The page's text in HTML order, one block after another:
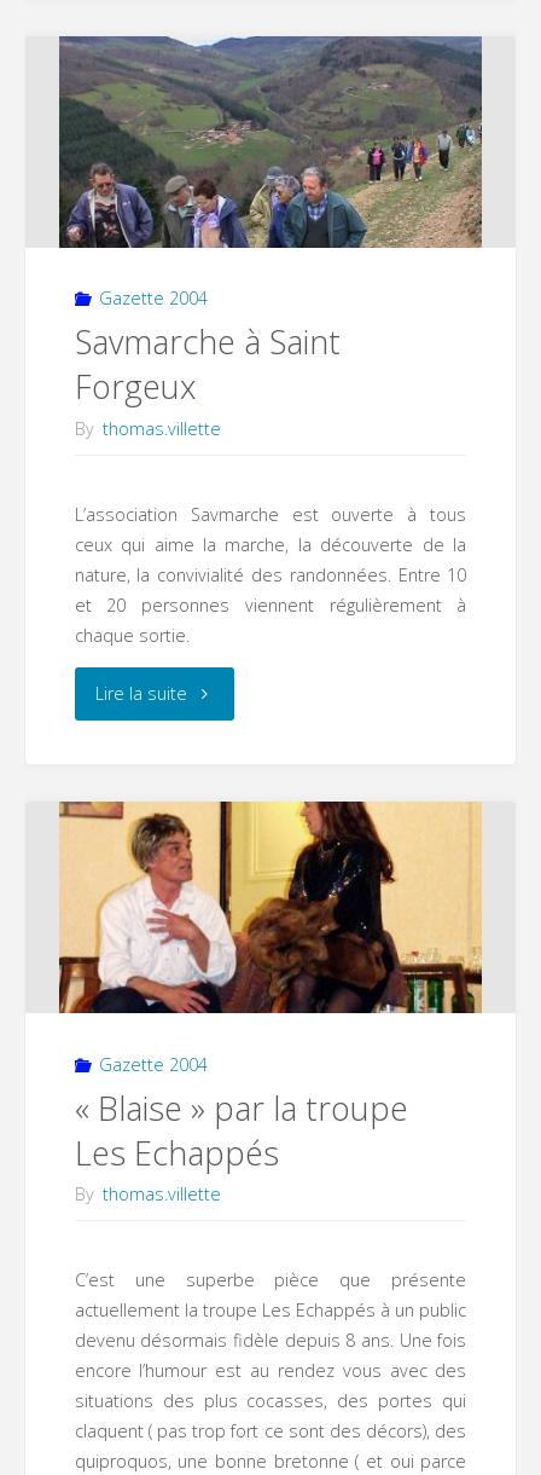
les
écoles"
Gazette 2004
Savmarche à Saint
Forgeux
By thomas.villette
L’association Savmarche est ouverte à tous
ceux qui aime la marche, la découverte de la
nature, la convivialité des randonnées. Entre 10
et 20 personnes viennent régulièrement à
chaque sortie.
Lire la suite"Savmarche
Saint
Forgeux"
Gazette 2004
« Blaise » par la troupe
Les Echappés
By thomas.villette
C’est une superbe pièce que présente
actuellement la troupe Les Echappés à un public
devenu désormais fidèle depuis 8 ans. Une fois
encore l’humour est au rendez vous avec des
situations des plus cocasses, des portes qui
claquent ( pas trop fort ce sont des décors), des
quiproquos, une bonne bretonne ( et oui parce